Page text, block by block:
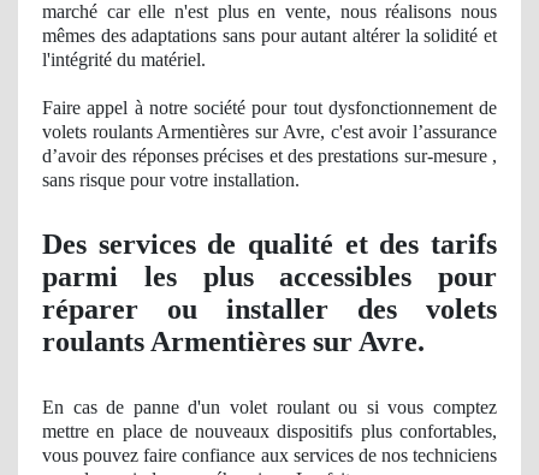
marché car elle n'est plus en vente, nous réalisons nous
mêmes des adaptations sans pour autant altérerla solidité et
l'intégrité du matériel.
Faire appel à notre société pour tout dysfonctionnement de
volets roulants Armentières sur Avre, c'est avoir l’assurance
d’avoir des réponsesprécises et des prestations sur-mesure ,
sans risque pour votre installation.
Des servicesde qualité et des tarifs
parmi les plus accessibles pour
réparer ou installer des volets
roulants Armentières sur Avre.
En cas de panned'un volet roulant ou si vous comptez
mettre en place de nouveaux dispositifs plus confortables,
vous pouvez faire confiance aux services de nos techniciens